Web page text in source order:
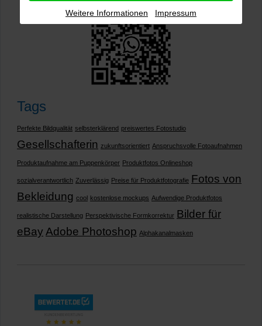
Tags
Perfekte Bildqualität selbsterklärend preiswertes Fotostudio
Gesellschafterin zukunftsorientiert Anspruchsvolle Fotoaufnahmen
Produktaufnahme am Puppenkörper Produktfotos Onlineshop
sozialverantwortlich Zuverlässig Preise für Produktfotografie Fotos von
Bekleidung cool kostenlose mockups Aufwendige Produktfotos
realistische Darstellung Perspektivische Formkorrektur Bilder für
eBay Adobe Photoshop Alphakanalmasken
Weitere Informationen Impressum